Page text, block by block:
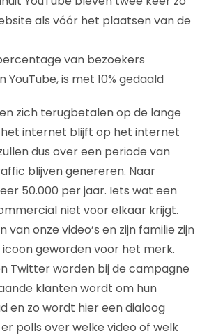
als vóór het plaatsen van de
van bezoekers
YouTube, is met 10% gedaald
zich terugbetalen op de lange
het internet blijft op het internet
dus over een periode van
blijven genereren. Naar
50.000 per jaar. Iets wat een
niet voor elkaar krijgt.
van onze video’s en zijn familie zijn
geworden voor het merk.
Twitter worden bij de campagne
klanten wordt om hun
en zo wordt hier een dialoog
polls over welke video of welk